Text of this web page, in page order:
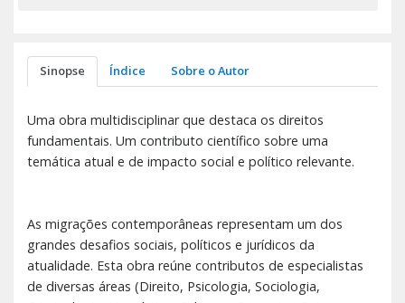
Sinopse Índice Sobre o Autor
Uma obra multidisciplinar que destaca os direitos
fundamentais. Um contributo científico sobre uma
temática atual e de impacto social e político relevante.
As migrações contemporâneas representam um dos
grandes desafios sociais, políticos e jurídicos da
atualidade. Esta obra reúne contributos de especialistas
de diversas áreas (Direito, Psicologia, Sociologia,